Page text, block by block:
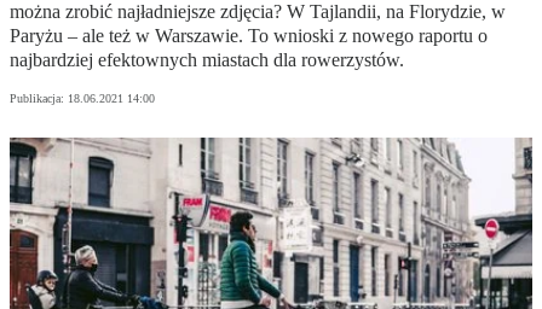
można zrobić najładniejsze zdjęcia? W Tajlandii, na Florydzie, w
Paryżu – ale też w Warszawie. To wnioski z nowego raportu o
najbardziej efektownych miastach dla rowerzystów.
Publikacja: 18.06.2021 14:00